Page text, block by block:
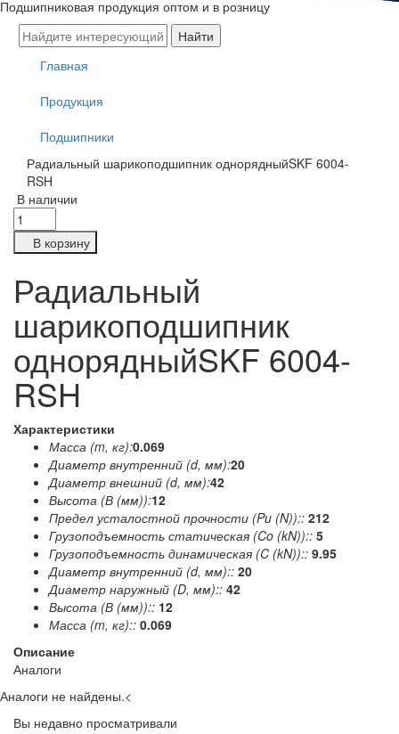
Подшипниковая продукция оптом и в розницу
Главная
Продукция
Подшипники
Радиальный шарикоподшипник однорядныйSKF 6004-
RSH
В наличии
В корзину
Радиальный
шарикоподшипник
однорядныйSKF 6004-
RSH
Характеристики
Масса (m, кг):0.069
Диаметр внутренний (d, мм):20
Диаметр внешний (d, мм):42
Высота (В (мм)):12
Предел усталостной прочности (Pu (N)):: 212
Грузоподъемность статическая (Co (kN)):: 5
Грузоподъемность динамическая (C (kN)):: 9.95
Диаметр внутренний (d, мм):: 20
Диаметр наружный (D, мм):: 42
Высота (В (мм)):: 12
Масса (m, кг):: 0.069
Описание
Аналоги
Аналоги не найдены.<
Вы недавно просматривали